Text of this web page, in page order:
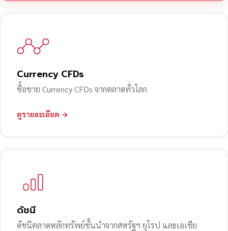
Currency CFDs
ซื้อขาย Currency CFDs จากตลาดทั่วโลก
ดูรายละเอียด →
ดัชนี
ดัชนีตลาดหลักทรัพย์ชั้นนำจากสหรัฐฯ ยุโรป และเอเชีย